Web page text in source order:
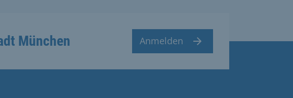
München Anmelden